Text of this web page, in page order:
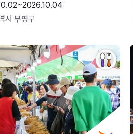
시 부평구